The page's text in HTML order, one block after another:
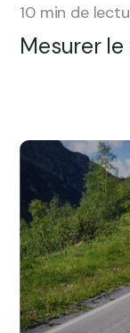
10min de
Mesurer le